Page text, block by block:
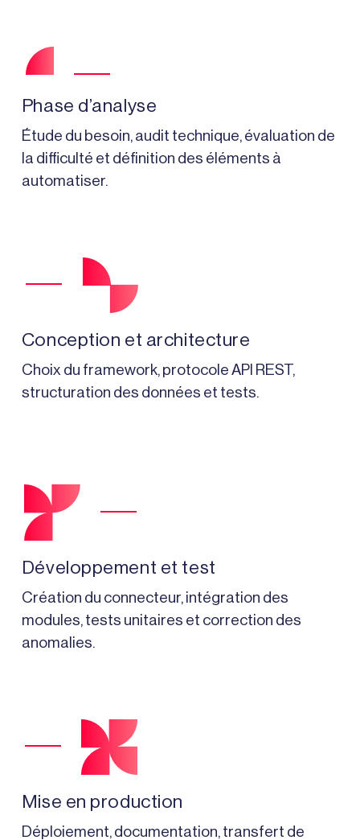
Phase d’analyse
Étude du besoin, audit technique, évaluation de
la difficulté et définition des éléments à
automatiser.
Conception et architecture
Choix du framework, protocole API REST,
structuration des données et tests.
Développement et test
Création du connecteur, intégration des
modules, tests unitaires et correction des
anomalies.
Mise en production
Déploiement, documentation, transfert de